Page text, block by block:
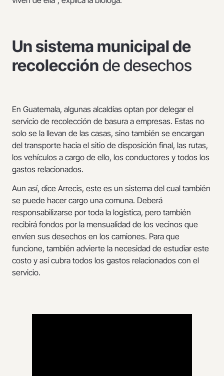
Un sistema municipal de
recolección de desechos
En Guatemala, algunas alcaldías optan por delegar el
servicio de recolección de basura a empresas. Estas no
solo se la llevan de las casas, sino también se encargan
del transporte hacia el sitio de disposición final, las rutas,
los vehículos a cargo de ello, los conductores y todos los
gastos relacionados.
Aun así, dice Arrecis, este es un sistema del cual también
se puede hacer cargo una comuna. Deberá
responsabilizarse por toda la logística, pero también
recibirá fondos por la mensualidad de los vecinos que
envíen sus desechos en los camiones. Para que
funcione, también advierte la necesidad de estudiar este
costo y así cubra todos los gastos relacionados con el
servicio.